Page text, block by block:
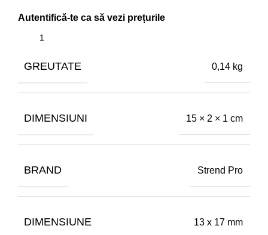
GREUTATE 0,14 kg
DIMENSIUNI 15 × 2 × 1 cm
BRAND Strend Pro
DIMENSIUNE 13 x 17 mm